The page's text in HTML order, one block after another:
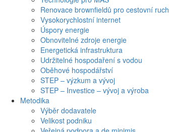
Renovace brownfieldů pro cestovní ruch
Vysokorychlostní internet
Úspory energie
Obnovitelné zdroje energie
Energetická infrastruktura
Udržitelné hospodaření s vodou
Oběhové hospodářství
STEP – výzkum a vývoj
STEP – Investice – vývoj a výroba
Metodika
Výběr dodavatele
Velikost podniku